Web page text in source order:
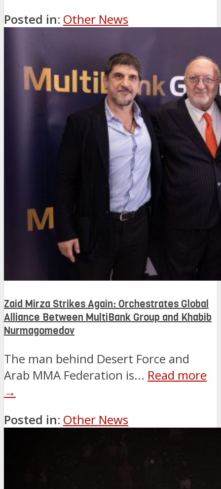
Posted in: Other News
Zaid Mirza Strikes Again: Orchestrates Global
Alliance Between MultiBank Group and Khabib
Nurmagomedov
The man behind Desert Force and
Arab MMA Federation is... Read more
→
Posted in: Other News